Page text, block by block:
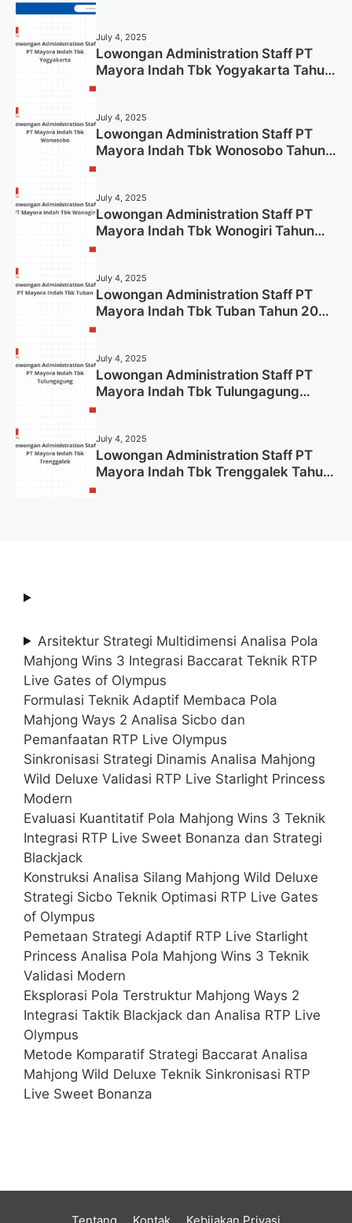
July 4, 2025
Lowongan Administration Staff PT
Mayora Indah Tbk Yogyakarta Tahun
July 4, 2025
Lowongan Administration Staff PT
Mayora Indah Tbk Wonosobo Tahun
July 4, 2025
Lowongan Administration Staff PT
Mayora Indah Tbk Wonogiri Tahun
July 4, 2025
Lowongan Administration Staff PT
Mayora Indah Tbk Tuban Tahun 2025
July 4, 2025
Lowongan Administration Staff PT
Mayora Indah Tbk Tulungagung
July 4, 2025
Lowongan Administration Staff PT
Mayora Indah Tbk Trenggalek Tahun
Arsitektur Strategi Multidimensi Analisa Pola
Mahjong Wins 3 Integrasi Baccarat Teknik RTP
Live Gates of Olympus
Formulasi Teknik Adaptif Membaca Pola
Mahjong Ways 2 Analisa Sicbo dan
Pemanfaatan RTP Live Olympus
Sinkronisasi Strategi Dinamis Analisa Mahjong
Wild Deluxe Validasi RTP Live Starlight Princess
Modern
Evaluasi Kuantitatif Pola Mahjong Wins 3 Teknik
Integrasi RTP Live Sweet Bonanza dan Strategi
Blackjack
Konstruksi Analisa Silang Mahjong Wild Deluxe
Strategi Sicbo Teknik Optimasi RTP Live Gates
of Olympus
Pemetaan Strategi Adaptif RTP Live Starlight
Princess Analisa Pola Mahjong Wins 3 Teknik
Validasi Modern
Eksplorasi Pola Terstruktur Mahjong Ways 2
Integrasi Taktik Blackjack dan Analisa RTP Live
Olympus
Metode Komparatif Strategi Baccarat Analisa
Mahjong Wild Deluxe Teknik Sinkronisasi RTP
Live Sweet Bonanza
Tentang Kontak Kebijakan Privasi